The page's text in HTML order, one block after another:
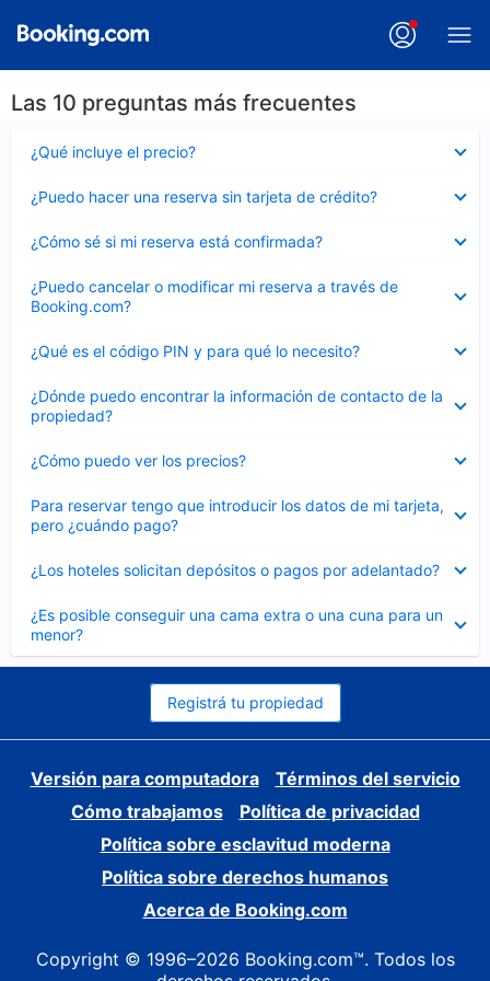
Las 10 preguntas más frecuentes
¿Qué incluye el precio?
cerrado
¿Puedo hacer una reserva sin tarjeta de crédito?
cerrado
¿Cómo sé si mi reserva está confirmada?
cerrado
¿Puedo cancelar o modificar mi reserva a través de
Booking.com?
cerrado
¿Qué es el código PIN y para qué lo necesito?
cerrado
¿Dónde puedo encontrar la información de contacto de la
propiedad?
cerrado
¿Cómo puedo ver los precios?
cerrado
Para reservar tengo que introducir los datos de mi tarjeta,
pero ¿cuándo pago?
cerrado
¿Los hoteles solicitan depósitos o pagos por adelantado?
cerrado
¿Es posible conseguir una cama extra o una cuna para un
menor?
cerrado
Registrá tu propiedad
Versión para computadora
Términos del servicio
Cómo trabajamos
Política de privacidad
Política sobre esclavitud moderna
Política sobre derechos humanos
Acerca de Booking.com
Copyright © 1996–2026 Booking.com™. Todos los